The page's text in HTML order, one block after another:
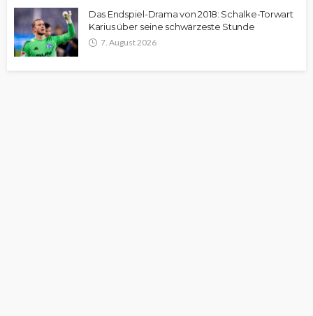
Das Endspiel-Drama von 2018: Schalke-Torwart
Karius über seine schwärzeste Stunde
7. August 2026